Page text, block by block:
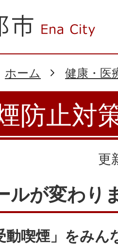
ホーム 健康・医
防止対
更
ルが変わり
動喫煙」をみ